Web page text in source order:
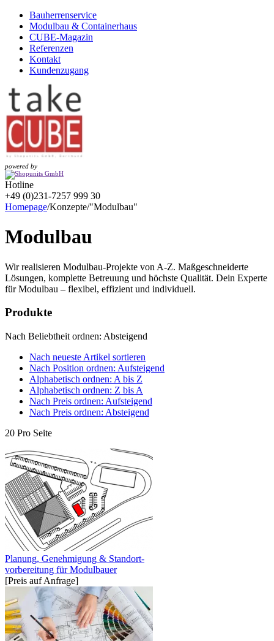
Bauherrenservice
Modulbau & Containerhaus
CUBE-Magazin
Referenzen
Kontakt
Kundenzugang
powered by
Hotline
+49 (0)231-7257 999 30
Homepage/Konzepte/"Modulbau"
Modulbau
Wir realisieren Modulbau-Projekte von A-Z. Maßgeschneiderte
Lösungen, komplette Betreuung und höchste Qualität. Dein Experte
für Modulbau – flexibel, effizient und individuell.
Produkte
Nach Beliebtheit ordnen: Absteigend
Nach neueste Artikel sortieren
Nach Position ordnen: Aufsteigend
Alphabetisch ordnen: A bis Z
Alphabetisch ordnen: Z bis A
Nach Preis ordnen: Aufsteigend
Nach Preis ordnen: Absteigend
20 Pro Seite
Planung, Genehmigung & Standort-
vorbereitung für Modulbauer
[Preis auf Anfrage]